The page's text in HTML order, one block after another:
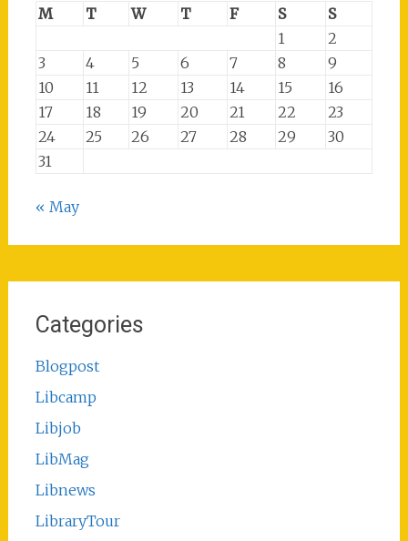
M
T W T F S
S
1
2
3
4 5 6 7 8
9
10
11 12 13 14 15
16
17
18 19 20 21 22
23
24
25 26 27 28 29
30
31
« May
Categories
Blogpost
Libcamp
Libjob
LibMag
Libnews
LibraryTour